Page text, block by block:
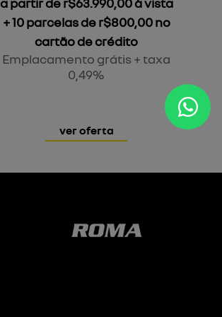
a partir de r$63.990,00 à vista
+ 10 parcelas de r$800,00 no
cartão de crédito
Emplacamento grátis + taxa
0,49%
ver oferta